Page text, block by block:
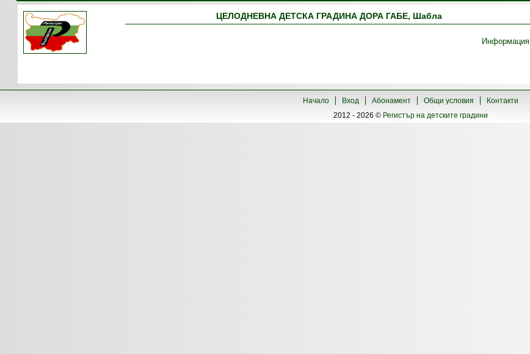
ЦЕЛОДНЕВНА ДЕТСКА ГРАДИНА ДОРА ГАБЕ, Шабла
Информация
Начало Вход Абонамент Общи условия
Контакти
2012 - 2026 © Регистър на детските градини